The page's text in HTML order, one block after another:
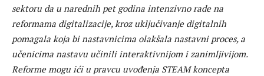
sektoru da u narednih pet godina intenzivno rade na
reformama digitalizacije, kroz uključivanje digitalnih
pomagala koja bi nastavnicima olakšala nastavni proces, a
učenicima nastavu učinili interaktivnijom i zanimljivijom.
Reforme mogu ići u pravcu uvođenja STEAM koncepta